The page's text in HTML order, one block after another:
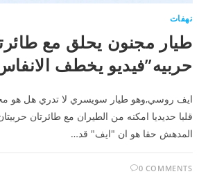
نهفات
طيار مجنون يحلق مع
حربيه”فيديو يخطف
ايف روسي,وهو طيار سويسري لا تدري هل هو
قلبا حديديا امكنه من الطيران مع طائرتان
المدهش حقا هو ان "ايف" قد…
0 COMMENTS